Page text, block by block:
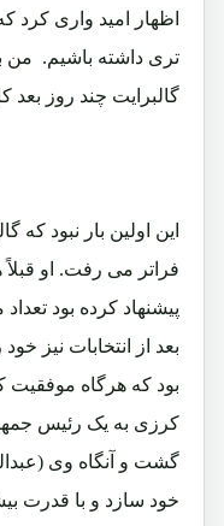
اظهار امید واری کرد
تری داشته باشیم. من
گالبرایت چند روز بعد
این اولین بار نبود
فراتر می رفت. او
پیشنهاد کرده بود
بعد از انتخابات نیز
بود که هرگاه موفقیت
کرزی به یک رئیس
گشت و آنگاه وی
خود سازد و با قدرت